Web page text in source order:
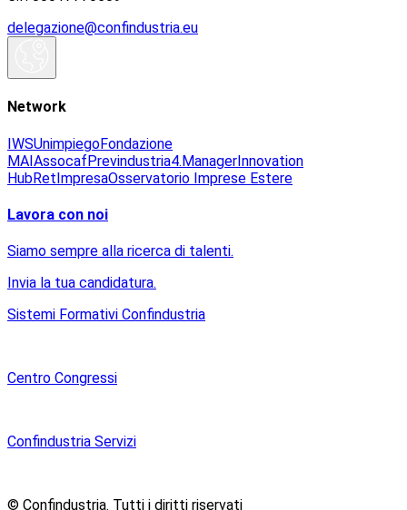
delegazione@confindustria.eu
Network
IWSUnimpiegoFondazione
MAIAssocafPrevindustria4.ManagerInnovation
HubRetImpresaOsservatorio Imprese Estere
Lavora con noi
Siamo sempre alla ricerca di talenti.
Invia la tua candidatura.
Sistemi Formativi Confindustria
Centro Congressi
Confindustria Servizi
© Confindustria. Tutti i diritti riservati